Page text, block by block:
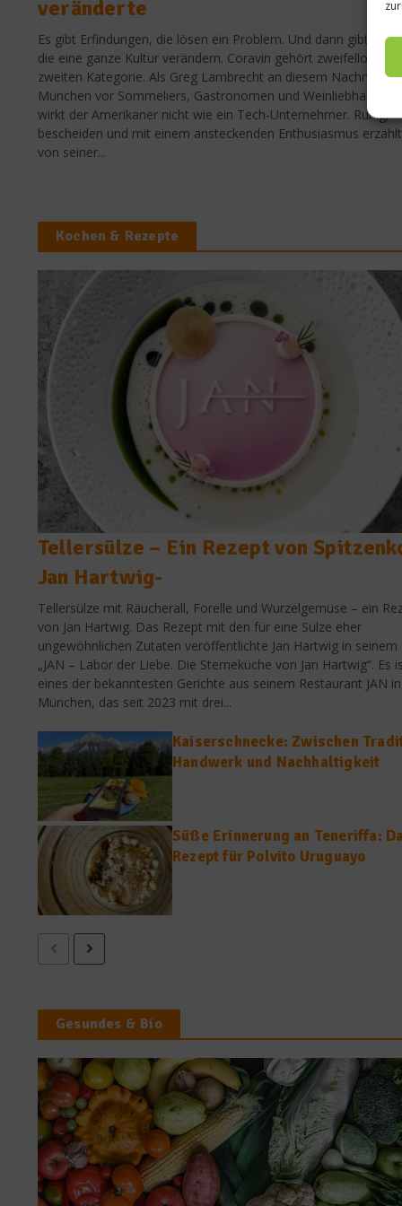
veränderte
Es gibt Erfindungen, die lösen ein Problem. Und dann gibt es
die eine ganze Kultur verändern. Coravin gehört zweifellos zur
zweiten Kategorie. Als Greg Lambrecht an diesem Nachmittag
München vor Sommeliers, Gastronomen und Weinliebhabern
wirkt der Amerikaner nicht wie ein Tech-Unternehmer. Ruhig,
bescheiden und mit einem ansteckenden Enthusiasmus
von seiner...
Kochen & Rezepte
Tellersülze – Ein Rezept von
Jan Hartwig-
Tellersülze mit Räucherall, Forelle und Wurzelgemüse – ein
von Jan Hartwig. Das Rezept mit den für eine Sülze eher
ungewöhnlichen Zutaten veröffentlichte Jan Hartwig in seinem
„JAN – Labor der Liebe. Die Sterneküche von Jan Hartwig“. Es
eines der bekanntesten Gerichte aus seinem Restaurant JAN in
München, das seit 2023 mit drei...
Kaiserschnecke: Zwischen
Handwerk und Nachhaltigkeit
Süße Erinnerung an Teneriffa:
Rezept für Polvito Uruguayo
Gesundes & Bio